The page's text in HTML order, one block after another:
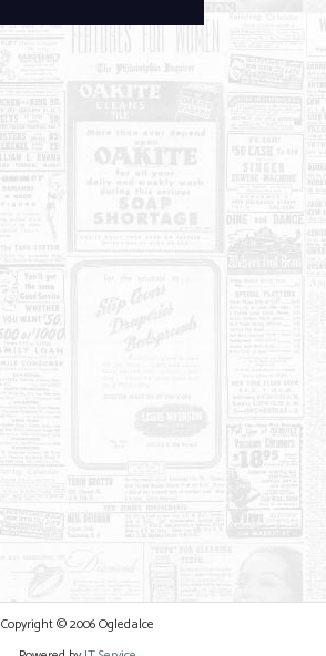
Copyright © 2006 Ogledalce